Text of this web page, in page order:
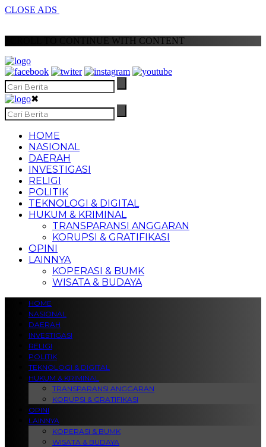
CLOSE ADS
SCROLL TO CONTINUE WITH CONTENT
✖
HOME
NASIONAL
DAERAH
INVESTIGASI
RELIGI
POLITIK
TEKNOLOGI & DIGITAL
HUKUM & KRIMINAL
TRANSPARANSI ANGGARAN
KORUPSI & GRATIFIKASI
OPINI
LAINNYA
KOPERASI & BUMK
WISATA & BUDAYA
HOME
NASIONAL
DAERAH
INVESTIGASI
RELIGI
POLITIK
TEKNOLOGI & DIGITAL
HUKUM & KRIMINAL
TRANSPARANSI ANGGARAN
KORUPSI & GRATIFIKASI
OPINI
LAINNYA
KOPERASI & BUMK
WISATA & BUDAYA